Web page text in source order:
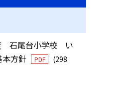
石尾台小学校 い
本方針
PDF
(298